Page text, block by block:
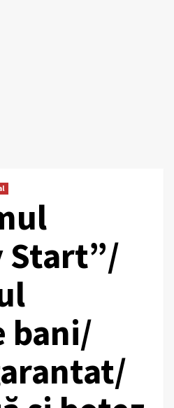
Start”/
bani/